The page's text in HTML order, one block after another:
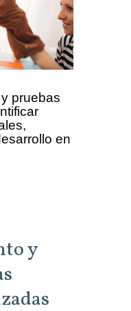
pruebas
en
y